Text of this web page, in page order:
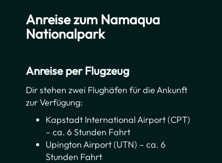
Anreise zum Namaqua
Nationalpark
Anreise per Flugzeug
Dir stehen zwei Flughäfen für die Ankunft
zur Verfügung:
Kapstadt International Airport (CPT)
– ca. 6 Stunden Fahrt
Upington Airport (UTN) – ca. 6
Stunden Fahrt